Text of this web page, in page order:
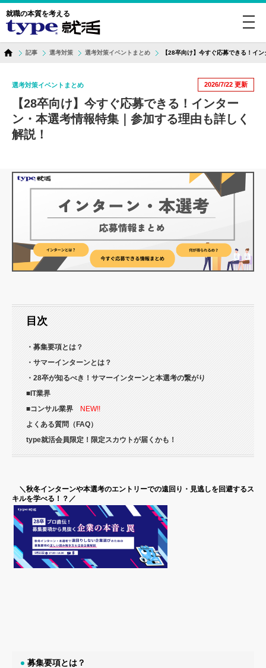
就職の本質を考える
記事 選考対策 選考対策イベントまとめ 【28卒向け】今すぐ応募できる！イ
2026/7/22 更新
選考対策イベントまとめ
【28卒向け】今すぐ応募できる！インター
ン・本選考情報特集｜参加する理由も詳しく
解説！
目次
・募集要項とは？
・サマーインターンとは？
・28卒が知るべき！サマーインターンと本選考の繋がり
■IT業界
■コンサル業界 NEW!!
よくある質問（FAQ）
type就活会員限定！限定スカウトが届くかも！
＼秋冬インターンや本選考のエントリーでの遠回り・見逃しを回避するス
キルを学べる！？／
募集要項とは？